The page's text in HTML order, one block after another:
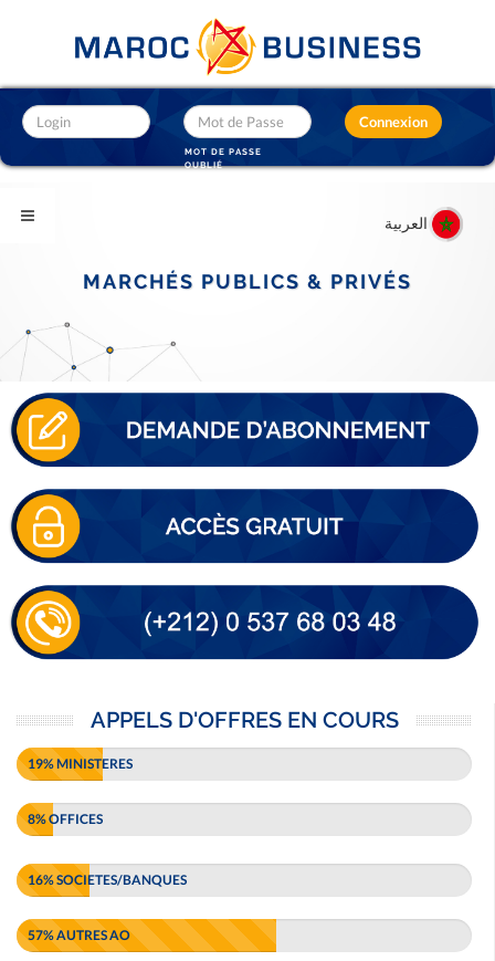
MOT DE PASSE
OUBLIÉ
العربية
MARCHÉS PUBLICS & PRIVÉS
APPELS D'OFFRES EN COURS
19% MINISTERES
8% OFFICES
16% SOCIETES/BANQUES
57% AUTRES AO